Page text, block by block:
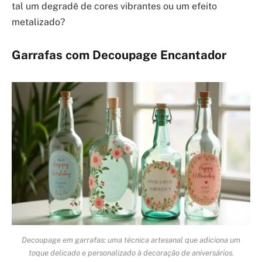
tal um degradê de cores vibrantes ou um efeito
metalizado?
Garrafas com Decoupage Encantador
Decoupage em garrafas: uma técnica artesanal que adiciona um
toque delicado e personalizado à decoração de aniversários.